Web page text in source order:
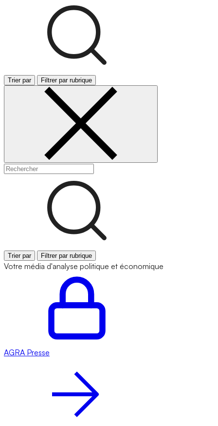
Trier par Filtrer par rubrique
Trier par Filtrer par rubrique
Votre média d'analyse politique et économique
AGRA Presse